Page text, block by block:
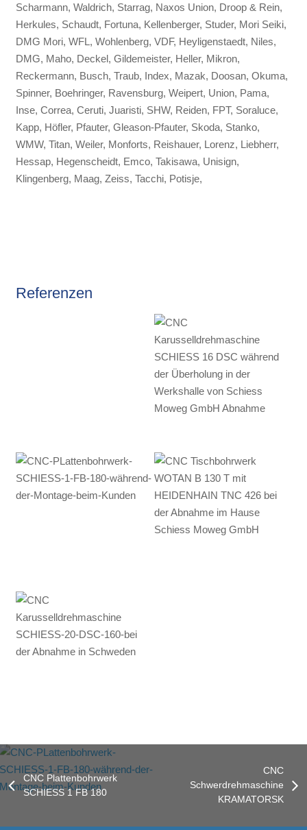
Scharmann, Waldrich, Starrag, Naxos Union, Droop & Rein,
Herkules, Schaudt, Fortuna, Kellenberger, Studer, Mori Seiki,
DMG Mori, WFL, Wohlenberg, VDF, Heyligenstaedt, Niles,
DMG, Maho, Deckel, Gildemeister, Heller, Mikron,
Reckermann, Busch, Traub, Index, Mazak, Doosan, Okuma,
Spinner, Boehringer, Ravensburg, Weipert, Union, Pama,
Inse, Correa, Ceruti, Juaristi, SHW, Reiden, FPT, Soraluce,
Kapp, Höfler, Pfauter, Gleason-Pfauter, Skoda, Stanko,
WMW, Titan, Weiler, Monforts, Reishauer, Lorenz, Liebherr,
Hessap, Hegenscheidt, Emco, Takisawa, Unisign,
Klingenberg, Maag, Zeiss, Tacchi, Potisje,
Referenzen
CNC Plattenbohrwerk
SCHIESS 1 FB 180
CNC
Schwerdrehmaschine
KRAMATORSK